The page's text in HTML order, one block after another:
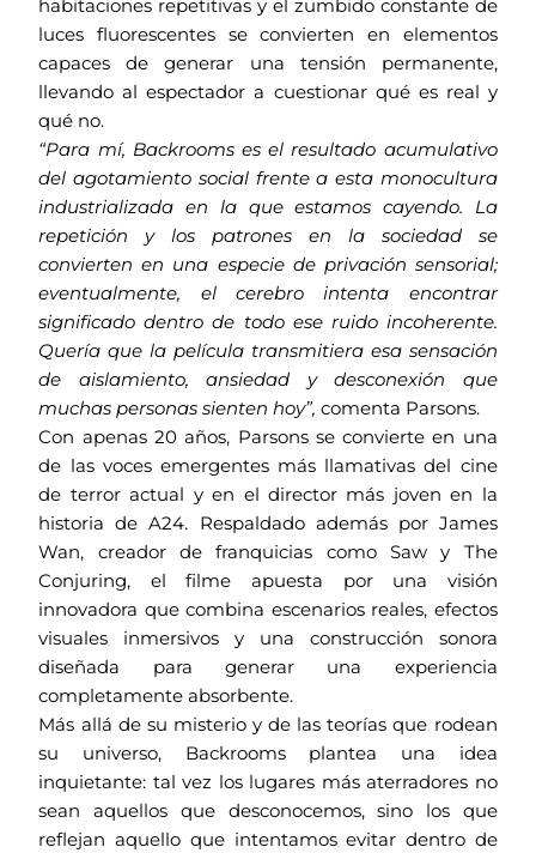
habitaciones repetitivas y el zumbido constante de
luces fluorescentes se convierten en elementos
capaces de generar una tensión permanente,
llevando al espectador a cuestionar qué es real y
qué no.
“Para mí, Backrooms es el resultado acumulativo
del agotamiento social frente a esta monocultura
industrializada en la que estamos cayendo. La
repetición y los patrones en la sociedad se
convierten en una especie de privación sensorial;
eventualmente, el cerebro intenta encontrar
significado dentro de todo ese ruido incoherente.
Quería que la película transmitiera esa sensación
de aislamiento, ansiedad y desconexión que
muchas personas sienten hoy”, comenta Parsons.
Con apenas 20 años, Parsons se convierte en una
de las voces emergentes más llamativas del cine
de terror actual y en el director más joven en la
historia de A24. Respaldado además por James
Wan, creador de franquicias como Saw y The
Conjuring, el filme apuesta por una visión
innovadora que combina escenarios reales, efectos
visuales inmersivos y una construcción sonora
diseñada para generar una experiencia
completamente absorbente.
Más allá de su misterio y de las teorías que rodean
su universo, Backrooms plantea una idea
inquietante: tal vez los lugares más aterradores no
sean aquellos que desconocemos, sino los que
reflejan aquello que intentamos evitar dentro de